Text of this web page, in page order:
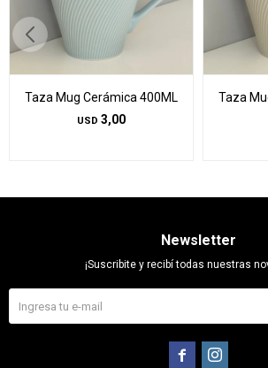
Taza Mug Cerámica 400ML
USD 3,00
Taza
Newsletter
¡Suscribite y recibí todas nuestras
 